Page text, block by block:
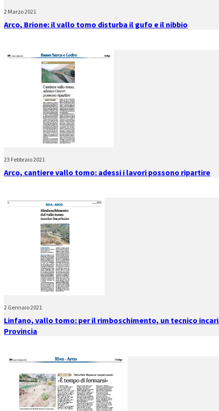
2 Marzo 2021
Arco, Brione: il vallo tomo disturba il gufo e il nibbio
23 Febbraio 2021
Arco, cantiere vallo tomo: adessi i lavori possono ripartire
2 Gennaio 2021
Linfano, vallo tomo: per il rimboschimento, un tecnico
Provincia